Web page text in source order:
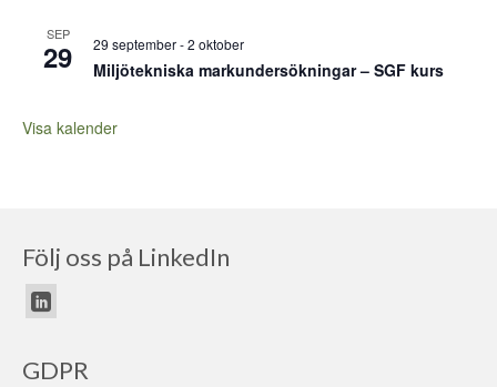
SEP
29 29 september-2 oktober
Miljötekniska markundersökningar – SGF kurs
Visa kalender
Följ oss på LinkedIn
GDPR